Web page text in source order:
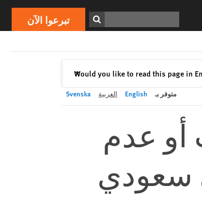
تبرعوا الآن
Would you like to read this page in
✕إغلاق
Print تبرعوا الآن
متوفر بـ English العربية Svenska
أو عدم
سعودي